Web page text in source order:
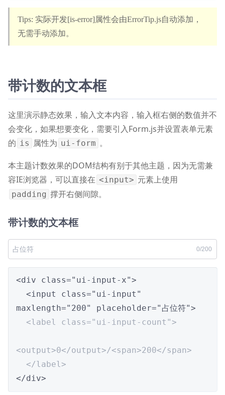
实际开发[is-error]属性会由ErrorTip.js自动添加，
无需手动添加。
带计数的文本框
这里演示静态效果，输入文本内容，输入框右侧的数值并不
会变化，如果想要变化，需要引入Form.js并设置表单元素
的 is 属性为 ui-form 。
本主题计数效果的DOM结构有别于其他主题，因为无需兼
容IE浏览器，可以直接在 <input> 元素上使用
padding 撑开右侧间隙。
带计数的文本框
0/200
<div class="ui-input-x">
maxlength="200" placeholder="占位符">
<label class="ui-input-count">
<output>0</output>/<span>200</span>
  </label>
</div>